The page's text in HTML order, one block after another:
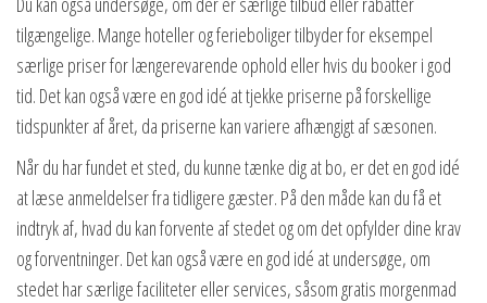
tilgængelige. Mange hoteller og ferieboliger tilbyder for eksempel
særlige priser for længerevarende ophold eller hvis du booker i god
tid. Det kan også være en god idé at tjekke priserne på forskellige
tidspunkter af året, da priserne kan variere afhængigt af sæsonen.
Når du har fundet et sted, du kunne tænke dig at bo, er det en god idé
at læse anmeldelser fra tidligere gæster. På den måde kan du få et
indtryk af, hvad du kan forvente af stedet og om det opfylder dine krav
og forventninger. Det kan også være en god idé at undersøge, om
stedet har særlige faciliteter eller services, såsom gratis morgenmad